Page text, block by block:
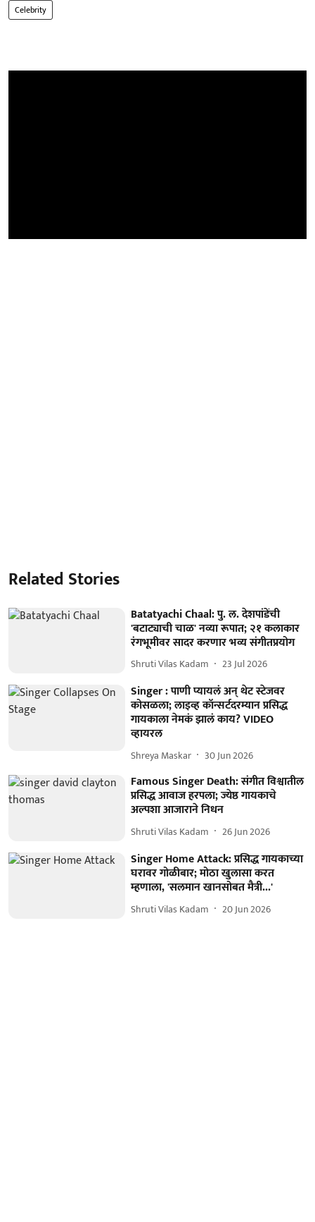
Celebrity
Related Stories
Batatyachi Chaal: पु. ल. देशपांडेंची
'बटाट्याची चाळ' नव्या रूपात; २१ कलाकार
रंगभूमीवर सादर करणार भव्य संगीतप्रयोग
Shruti Vilas Kadam 23 Jul 2026
Singer : पाणी प्यायलं अन् थेट स्टेजवर
कोसळला; लाइव्ह कॉन्सर्टदरम्यान प्रसिद्ध
गायकाला नेमकं झालं काय? VIDEO
व्हायरल
Shreya Maskar 30 Jun 2026
Famous Singer Death: संगीत विश्वातील
प्रसिद्ध आवाज हरपला; ज्येष्ठ गायकाचे
अल्पशा आजाराने निधन
Shruti Vilas Kadam 26 Jun 2026
Singer Home Attack: प्रसिद्ध गायकाच्या
घरावर गोळीबार; मोठा खुलासा करत
म्हणाला, 'सलमान खानसोबत मैत्री...'
Shruti Vilas Kadam 20 Jun 2026